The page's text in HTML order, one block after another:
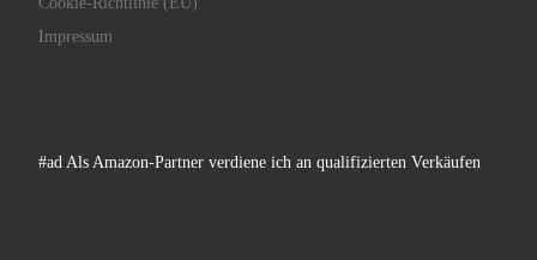
Impressum
#ad Als Amazon-Partner verdiene ich an qualifizierten Verkäufen